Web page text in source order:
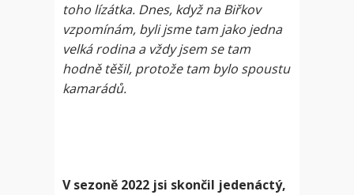
toho lízátka. Dnes, když na Biřkov
vzpomínám, byli jsme tam jako jedna
velká rodina a vždy jsem se tam
hodně těšil, protože tam bylo spoustu
kamarádů.
V sezoně 2022 jsi skončil jedenáctý,